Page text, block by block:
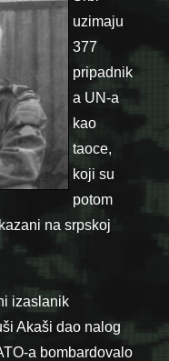
uzimaju
377
pripadnik
a UN-a
kao
taoce,
koji su
potom
na srpskoj
izaslanik
Akaši dao nalog
a bombardovalo